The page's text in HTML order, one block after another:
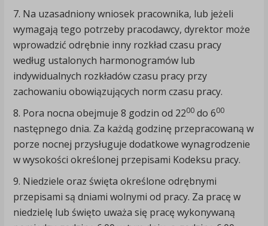
7. Na uzasadniony wniosek pracownika, lub jeżeli
wymagają tego potrzeby pracodawcy, dyrektor może
wprowadzić odrębnie inny rozkład czasu pracy
według ustalonych harmonogramów lub
indywidualnych rozkładów czasu pracy przy
zachowaniu obowiązujących norm czasu pracy.
8. Pora nocna obejmuje 8 godzin od 2200do 600
następnego dnia. Za każdą godzinę przepracowaną w
porze nocnej przysługuje dodatkowe wynagrodzenie
w wysokości określonej przepisami Kodeksu pracy.
9. Niedziele oraz święta określone odrębnymi
przepisami są dniami wolnymi od pracy. Za pracę w
niedzielę lub święto uważa się pracę wykonywaną